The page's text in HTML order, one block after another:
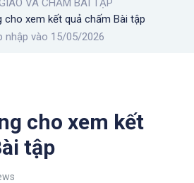
VÀ CHẤM BÀI TẬP
cho xem kết quả chấm Bài tập
nhập vào 15/05/2026
cho xem kết
tập